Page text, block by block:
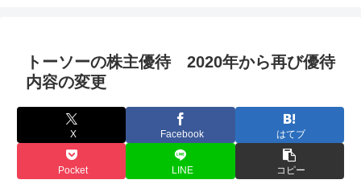
トーソーの株主優待 2020年から再び優待
内容の変更
X Facebook はてブ
Pocket LINE コピー